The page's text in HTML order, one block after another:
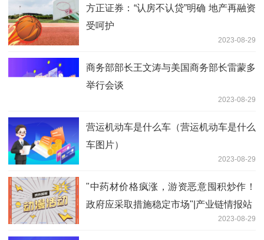
方正证券：“认房不认贷”明确 地产再融资
受呵护
2023-08-29
商务部部长王文涛与美国商务部长雷蒙多
举行会谈
2023-08-29
营运机动车是什么车（营运机动车是什么
车图片）
2023-08-29
"中药材价格疯涨，游资恶意囤积炒作！
政府应采取措施稳定市场"|产业链情报站
2023-08-29